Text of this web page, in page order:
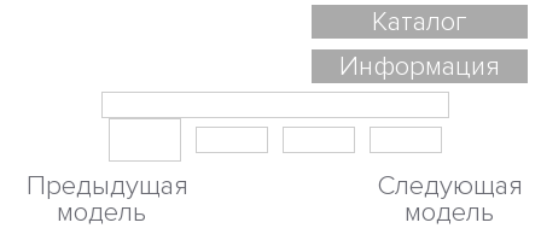
Каталог
Информация
Предыдущая
модель
Следующая
модель